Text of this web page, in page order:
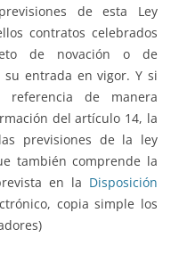
de esta Ley
contratos celebrados
de novación o de
entrada en vigor. Y si
de manera
del artículo 14, la
previsiones de la ley
también comprende la
en la Disposición
copia simple los